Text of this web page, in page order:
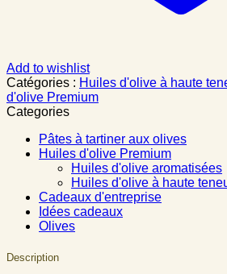
Add to wishlist
Catégories : Huiles d'olive à haute
d'olive Premium
Categories
Pâtes à tartiner aux olives
Huiles d'olive Premium
Huiles d'olive aromatisées
Huiles d'olive à haute
Cadeaux d'entreprise
Idées cadeaux
Olives
Description